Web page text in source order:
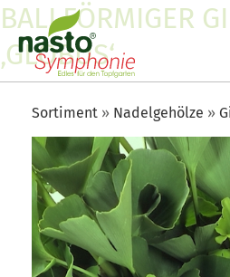
BALLFÖRMIGER
‚GLOBUS‘
Sortiment Nadelgehölze